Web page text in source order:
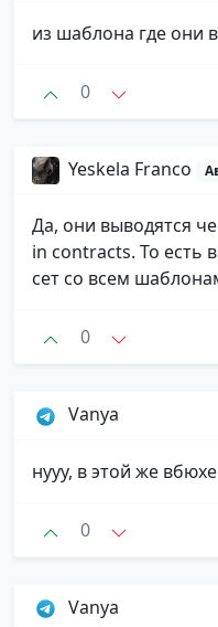
из шаблона где они
0
Yeskela Franco
Да, они выводятся
in contracts. То есть
сет со всем
0
Vanya
нууу, в этой же
0
Vanya